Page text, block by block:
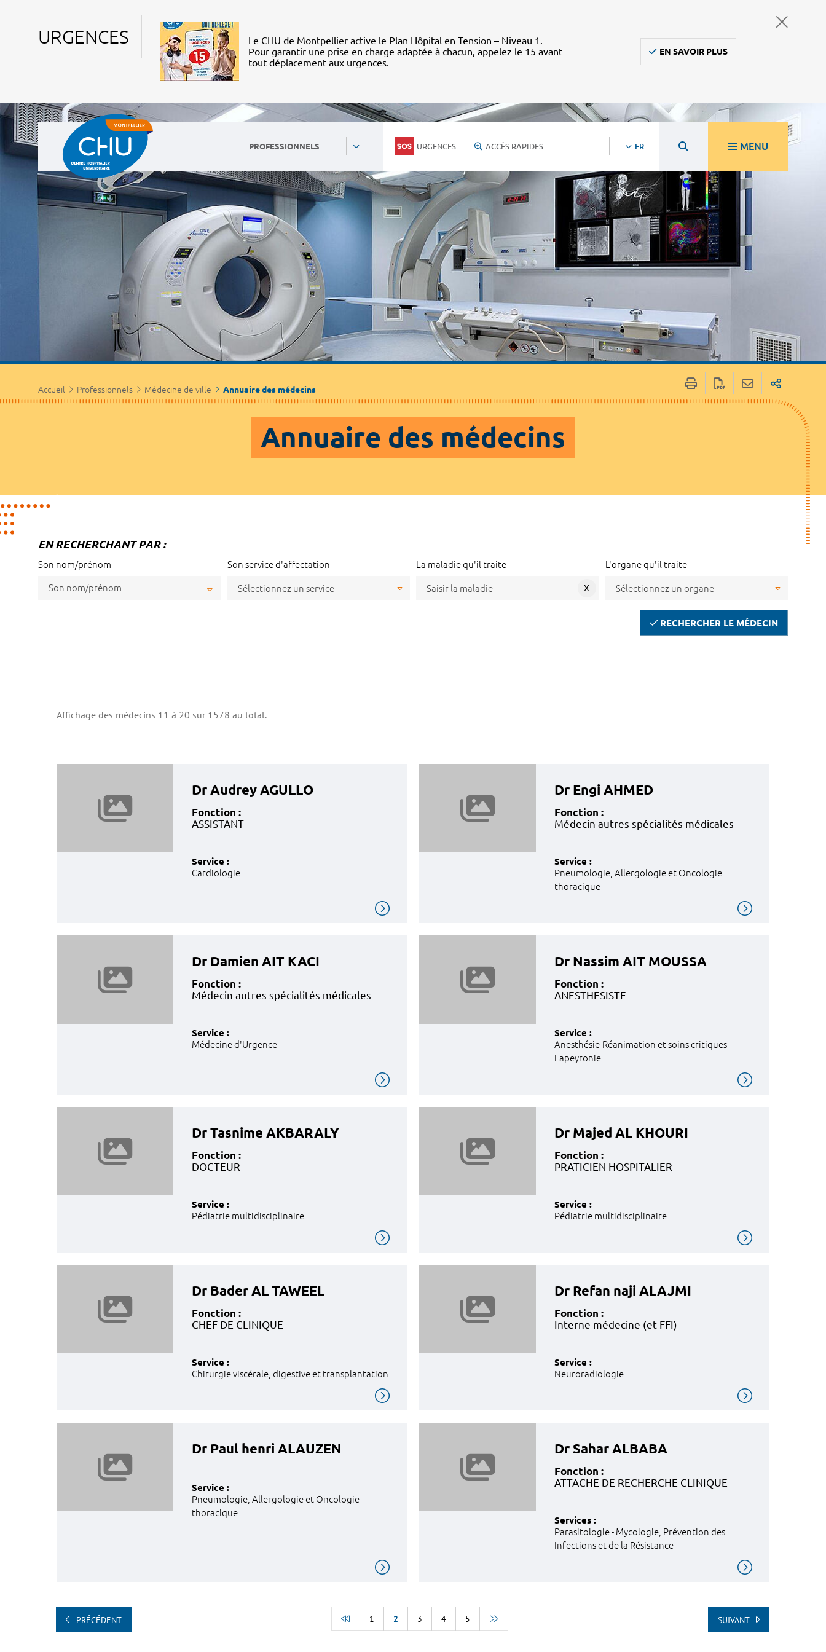
URGENCES
Le CHU de Montpellier active le Plan Hôpital en Tension – Niveau 1.
Pour garantir une prise en charge adaptée à chacun, appelez le 15 avant
tout déplacement aux urgences.
EN SAVOIR PLUS
PROFESSIONNELS URGENCES ACCÈS RAPIDES FR MENU
Personnels du CHU Nous rejoindre Ambulanciers, taxis, vsl
Médecine de ville Journalistes / Médias
Partenaires / Associations
Accueil Professionnels Médecine de ville Annuaire des médecins
Annuaire des médecins
EN RECHERCHANT PAR :
Son nom/prénom
Son nom/prénom
Son service d'affectation La maladie qu'il traite
X
L'organe qu'il traite
RECHERCHER LE MÉDECIN
Affichage des médecins 11 à 20 sur 1578 au total.
Dr Audrey AGULLO
Fonction :
ASSISTANT
Service :
Cardiologie
Dr Engi AHMED
Fonction :
Médecin autres spécialités médicales
Service :
Pneumologie, Allergologie et Oncologie
thoracique
Dr Damien AIT KACI
Fonction :
Médecin autres spécialités médicales
Service :
Médecine d'Urgence
Dr Nassim AIT MOUSSA
Fonction :
ANESTHESISTE
Service :
Anesthésie-Réanimation et soins critiques
Lapeyronie
Dr Tasnime AKBARALY
Fonction :
DOCTEUR
Service :
Pédiatrie multidisciplinaire
Dr Majed AL KHOURI
Fonction :
PRATICIEN HOSPITALIER
Service :
Pédiatrie multidisciplinaire
Dr Bader AL TAWEEL
Fonction :
CHEF DE CLINIQUE
Service :
Chirurgie viscérale, digestive et transplantation
Dr Refan naji ALAJMI
Fonction :
Interne médecine (et FFI)
Service :
Neuroradiologie
Dr Paul henri ALAUZEN
Service :
Pneumologie, Allergologie et Oncologie
thoracique
Dr Sahar ALBABA
Fonction :
ATTACHE DE RECHERCHE CLINIQUE
Services :
Parasitologie - Mycologie, Prévention des
Infections et de la Résistance
PRÉCÉDENT 1 2 3 4 5 SUIVANT